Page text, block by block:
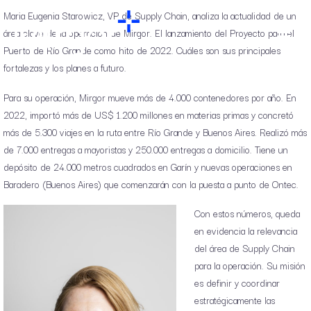
Maria Eugenia Starowicz, VP de Supply Chain, analiza la actualidad de un
área clave de la operación de Mirgor. El lanzamiento del Proyecto para el
Puerto de Río Grande como hito de 2022. Cuáles son sus principales
fortalezas y los planes a futuro.
Para su operación, Mirgor mueve más de 4.000 contenedores por año. En
2022, importó más de US$ 1.200 millones en materias primas y concretó
más de 5.300 viajes en la ruta entre Río Grande y Buenos Aires. Realizó más
de 7.000 entregas a mayoristas y 250.000 entregas a domicilio. Tiene un
depósito de 24.000 metros cuadrados en Garín y nuevas operaciones en
Baradero (Buenos Aires) que comenzarán con la puesta a punto de Ontec.
Con estos números, queda
en evidencia la relevancia
del área de Supply Chain
para la operación. Su misión
es definir y coordinar
estratégicamente las